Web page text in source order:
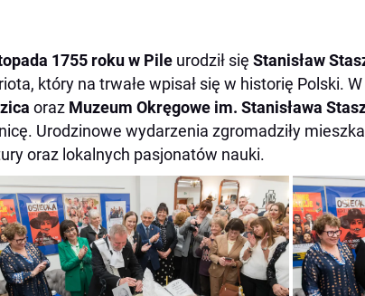
1755 roku w Pile urodził się Stanisław
który na trwałe wpisał się w historię Polski.
oraz Muzeum Okręgowe im. Stanisława
Urodzinowe wydarzenia zgromadziły
oraz lokalnych pasjonatów nauki.